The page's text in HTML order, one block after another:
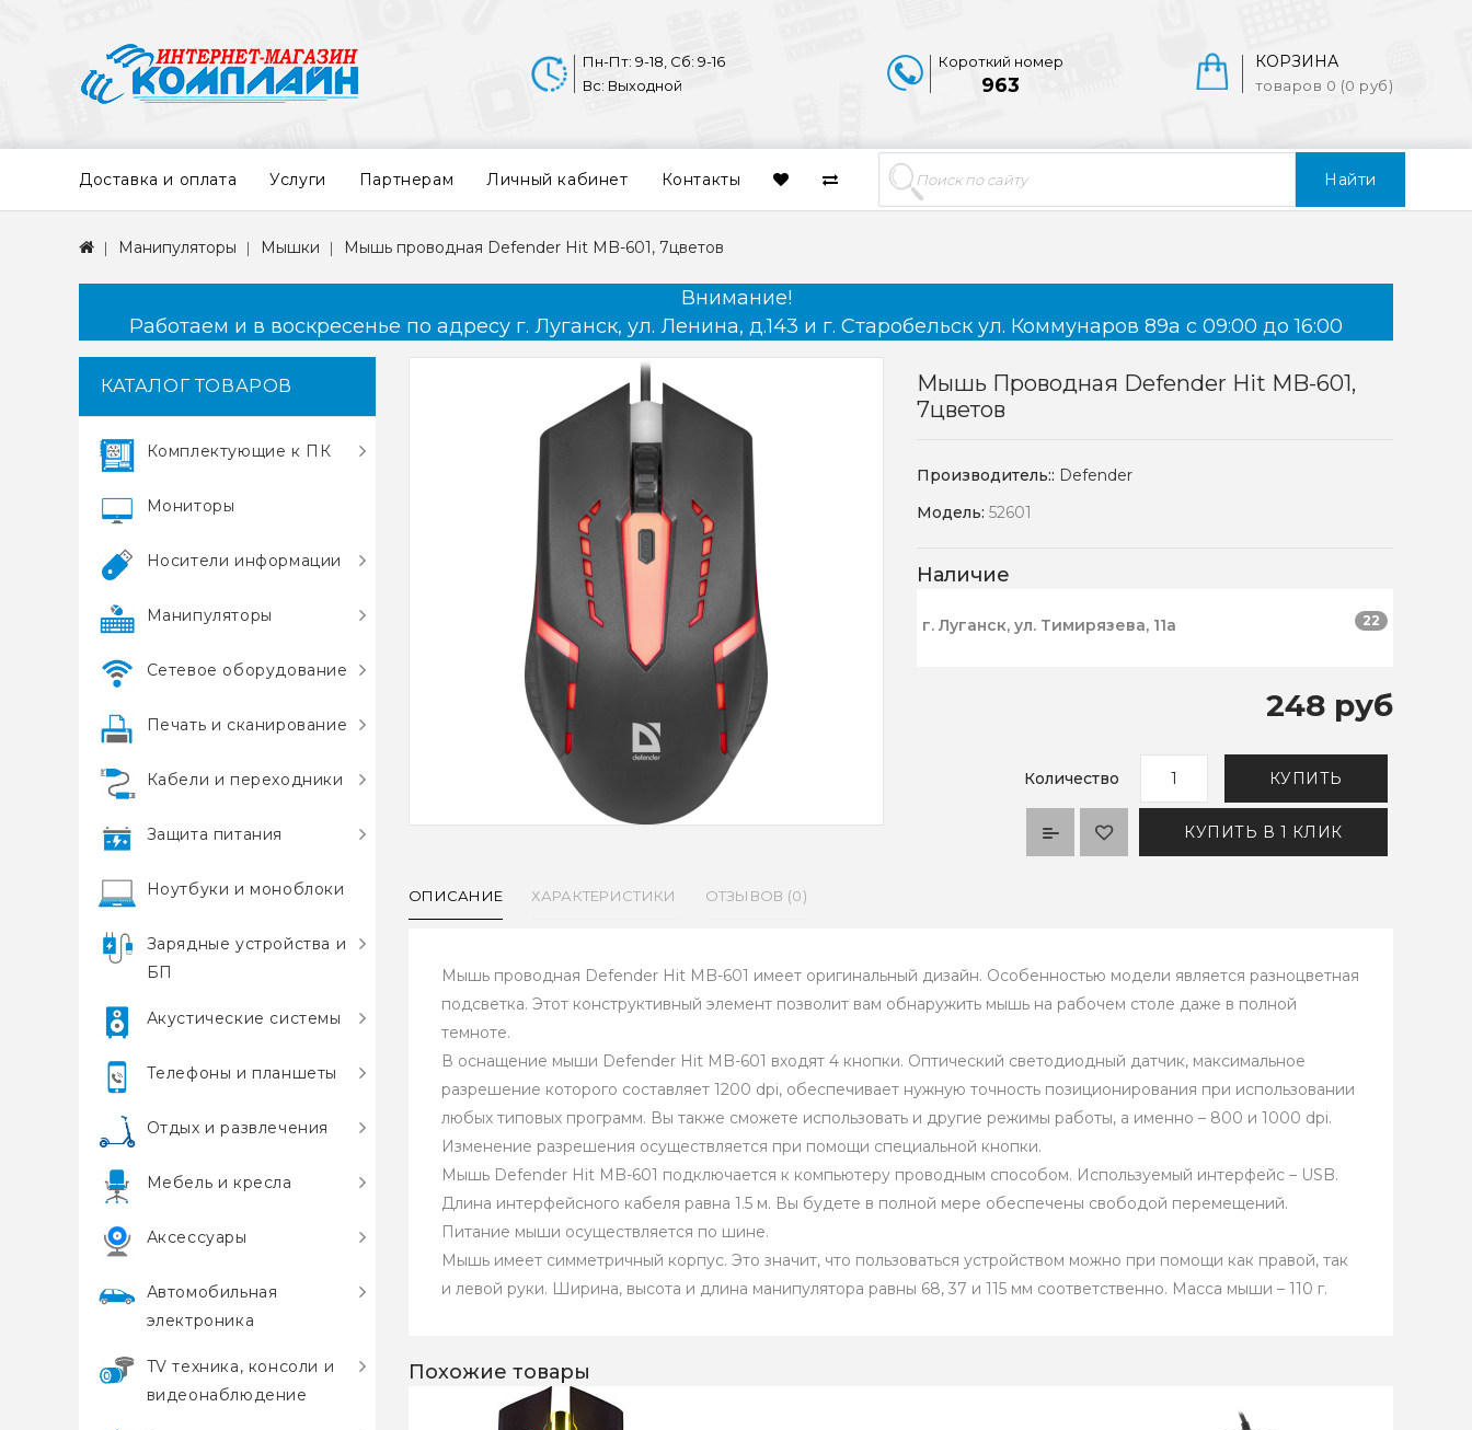
Найти
КОРЗИНА
товаров 0 (0 руб)
Короткий номер
963
Пн-Пт: 9-18, Сб: 9-16
Вс: Выходной
Доставка и оплата Услуги Партнерам Личный кабинет Контакты
Манипуляторы Мышки Мышь проводная Defender Hit MB-601, 7цветов
Внимание!
Работаем и в воскресенье по адресу г. Луганск, ул. Ленина, д.143 и г. Старобельск ул. Коммунаров 89а с 09:00 до 16:00
КАТАЛОГ ТОВАРОВ
Комплектующие к ПК
Мониторы
Носители информации
Манипуляторы
Сетевое оборудование
Печать и сканирование
Кабели и переходники
Защита питания
Ноутбуки и моноблоки
Зарядные устройства и
БП
Акустические системы
Телефоны и планшеты
Отдых и развлечения
Мебель и кресла
Аксессуары
Автомобильная
электроника
TV техника, консоли и
видеонаблюдение
Мышь Проводная Defender Hit MB-601,
7цветов
Производитель:: Defender
Модель:52601
Наличие
г. Луганск, ул. Тимирязева, 11а 22
248 руб
Количество КУПИТЬ
КУПИТЬ В 1 КЛИК
ОПИСАНИЕ ХАРАКТЕРИСТИКИ ОТЗЫВОВ (0)
Мышь проводная Defender Hit MB-601 имеет оригинальный дизайн. Особенностью модели является разноцветная
подсветка. Этот конструктивный элемент позволит вам обнаружить мышь на рабочем столе даже в полной
темноте.
В оснащение мыши Defender Hit MB-601 входят 4 кнопки. Оптический светодиодный датчик, максимальное
разрешение которого составляет 1200 dpi, обеспечивает нужную точность позиционирования при использовании
любых типовых программ. Вы также сможете использовать и другие режимы работы, а именно – 800 и 1000 dpi.
Изменение разрешения осуществляется при помощи специальной кнопки.
Мышь Defender Hit MB-601 подключается к компьютеру проводным способом. Используемый интерфейс – USB.
Длина интерфейсного кабеля равна 1.5 м. Вы будете в полной мере обеспечены свободой перемещений.
Питание мыши осуществляется по шине.
Мышь имеет симметричный корпус. Это значит, что пользоваться устройством можно при помощи как правой, так
и левой руки. Ширина, высота и длина манипулятора равны 68, 37 и 115 мм соответственно. Масса мыши – 110 г.
Похожие товары